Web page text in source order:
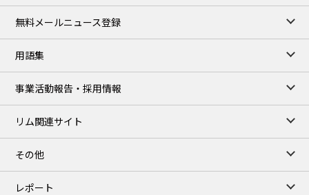
無料メールニュース登録
用語集
事業活動報告・採用情報
リム関連サイト
その他
レポート